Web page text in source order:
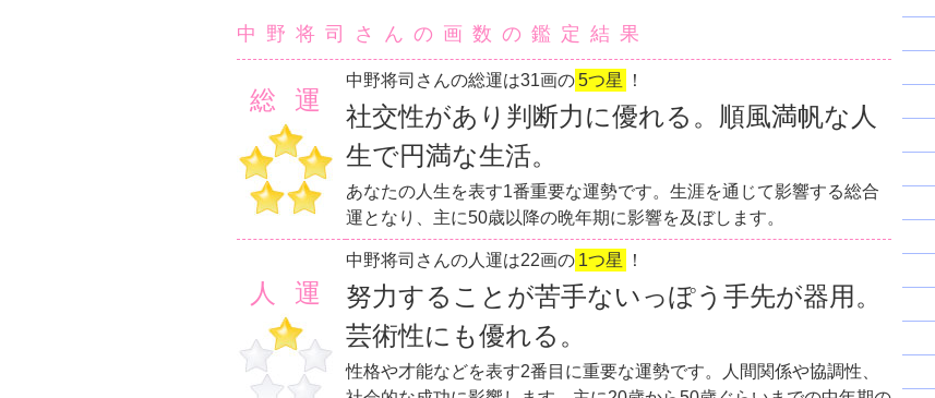
中野将司さんの画数の鑑定結果
総運
中野将司さんの総運は31画の5つ星 ！
社交性があり判断力に優れる。順風満帆な人
生で円満な生活。
あなたの人生を表す1番重要な運勢です。生涯を通じて影響する総合
運となり、主に50歳以降の晩年期に影響を及ぼします。
人運
中野将司さんの人運は22画の 1つ星 ！
努力することが苦手ないっぽう手先が器用。
芸術性にも優れる。
性格や才能などを表す2番目に重要な運勢です。人間関係や協調性、